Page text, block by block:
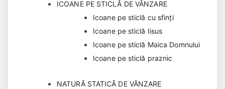
ICOANE PE STICLĂ DE VÂNZARE
Icoane pe sticlă cu sfinți
Icoane pe sticlă Iisus
Icoane pe sticlă Maica Domnului
Icoane pe sticlă praznic
NATURĂ STATICĂ DE VÂNZARE